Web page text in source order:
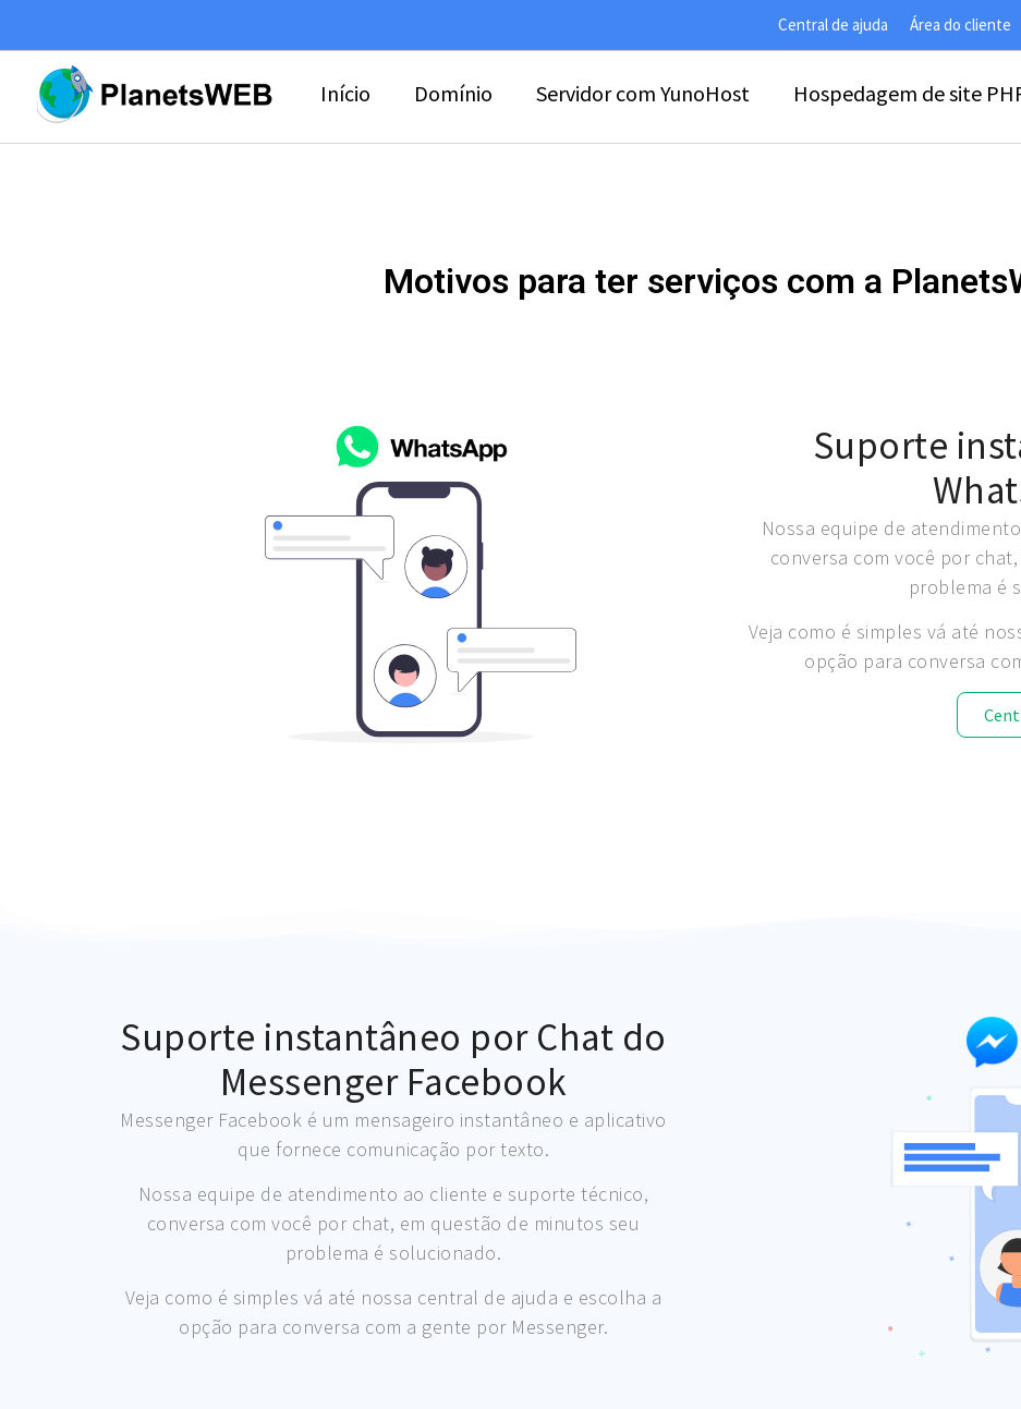
Central de ajuda Área do cliente
Início Domínio Servidor com YunoHost Hospedagem de site
Motivos para ter serviços com a
Suporte
Nossa equipe de
conversa com você por
problema é
Veja como é simples vá até
opção para conversa
Suporte instantâneo por Chat do
Messenger Facebook​
Messenger Facebook é um mensageiro instantâneo e aplicativo
que fornece comunicação por texto.
Nossa equipe de atendimento ao cliente e suporte técnico,
conversa com você por chat, em questão de minutos seu
problema é solucionado.
Veja como é simples vá até nossa central de ajuda e escolha a
opção para conversa com a gente por Messenger.